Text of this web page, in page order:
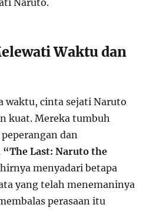
Naruto.
Waktu dan
waktu, cinta sejati Naruto
kuat. Mereka tumbuh
dan
“The Last: Naruto the
menyadari betapa
yang telah menemaninya
perasaan itu